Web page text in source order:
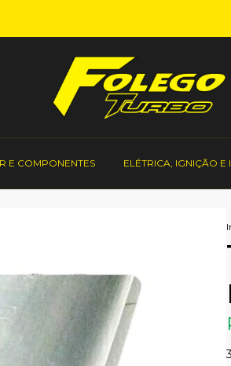
E COMPONENTES ELÉTRICA, IGNIÇÃO E
3